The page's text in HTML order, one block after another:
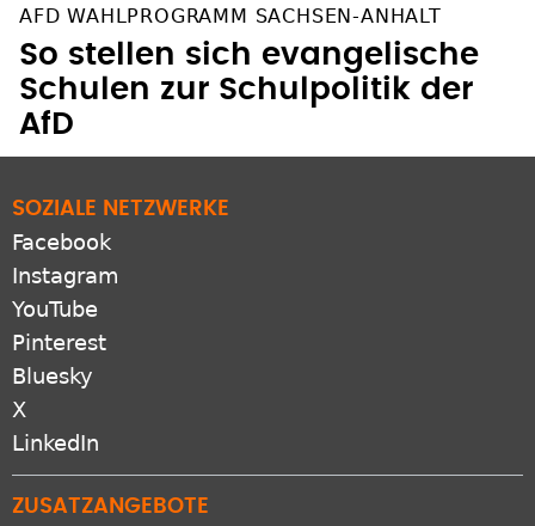
AFD WAHLPROGRAMM SACHSEN-ANHALT
So stellen sich evangelische
Schulen zur Schulpolitik der
AfD
SOZIALE NETZWERKE
Facebook
Instagram
YouTube
Pinterest
Bluesky
X
LinkedIn
ZUSATZANGEBOTE